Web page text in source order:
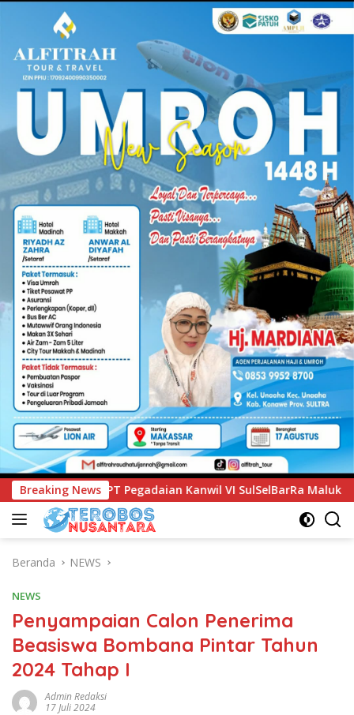
Breaking News
Kanwil VI SulSelBarRa Maluku Luncurkan Program PANDE
Beranda NEWS
NEWS
Penyampaian Calon Penerima
Beasiswa Bombana Pintar Tahun
2024 Tahap I
Admin Redaksi
17 Juli 2024